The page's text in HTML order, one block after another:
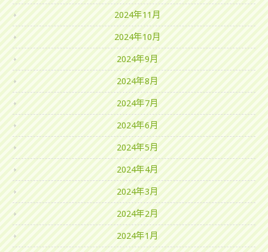
2024年11月
2024年10月
2024年9月
2024年8月
2024年7月
2024年6月
2024年5月
2024年4月
2024年3月
2024年2月
2024年1月